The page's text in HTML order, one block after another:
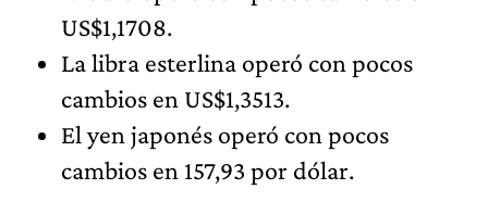
US$1,1708.
La libra esterlina operó con pocos
cambios en US$1,3513.
El yen japonés operó con pocos
cambios en 157,93 por dólar.